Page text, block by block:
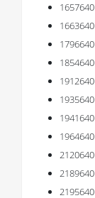
1657640
1663640
1796640
1854640
1912640
1935640
1941640
1964640
2120640
2189640
2195640